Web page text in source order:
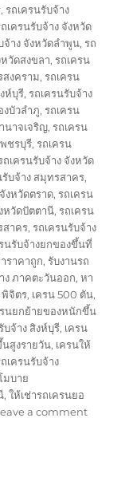
,รถเครนรับจ้าง
เครนรับจ้าง จังหวัด
จ้าง จังหวัดลำพูน,รถ
วัดสงขลา,รถเครน
สงคราม,รถเครน
ห์บุรี,รถเครนรับจ้าง
งบัวลำภู,รถเครน
นาจเจริญ,รถเครน
พชรบุรี,รถเครน
ถเครนรับจ้าง จังหวัด
รับจ้าง สมุทรสาคร,
งหวัดตราด,รถเครน
หวัดปัตตานี,รถเครน
สาคร,รถเครนรับจ้าง
นรับจ้างยกของขึ้นที่
ราคาถูก,รับงานรถ
ง ภาคตะวันออก,หา
พิจิตร, เครน 500 ตัน,
รนยกย้ายของหนักขึ้น
บจ้าง สิงห์บุรี, เครน
นสูงรายวัน, เครนให้
ถเครนรับจ้าง
มบาย
,ให้เช่ารถเครนยอ
a commenton